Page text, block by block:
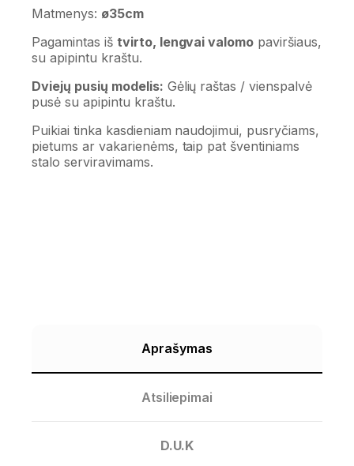
Matmenys: ø35cm
Pagamintas iš tvirto, lengvai valomo paviršiaus,
su apipintu kraštu.
Dviejų pusių modelis: Gėlių raštas / vienspalvė
pusė su apipintu kraštu.
Puikiai tinka kasdieniam naudojimui, pusryčiams,
pietums ar vakarienėms, taip pat šventiniams
stalo serviravimams.
Aprašymas
Atsiliepimai
D.U.K